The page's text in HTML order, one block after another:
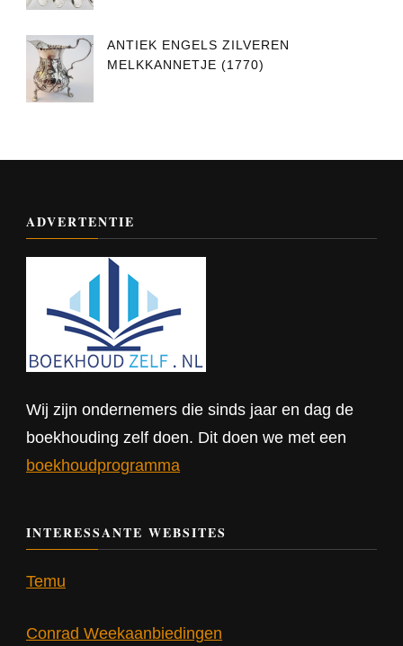
ANTIEK ENGELS ZILVEREN
MELKKANNETJE (1770)
ADVERTENTIE
Wij zijn ondernemers die sinds jaar en dag de
boekhouding zelf doen. Dit doen we met een
boekhoudprogramma
INTERESSANTE WEBSITES
Temu
Conrad Weekaanbiedingen